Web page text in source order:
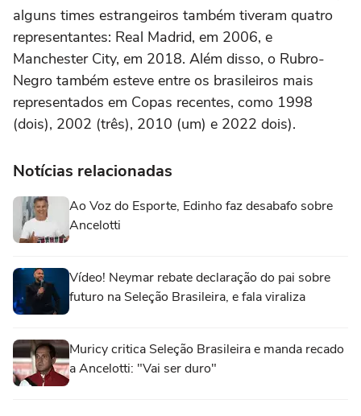
alguns times estrangeiros também tiveram quatro
representantes: Real Madrid, em 2006, e
Manchester City, em 2018. Além disso, o Rubro-
Negro também esteve entre os brasileiros mais
representados em Copas recentes, como 1998
(dois), 2002 (três), 2010 (um) e 2022 dois).
Notícias relacionadas
Ao Voz do Esporte, Edinho faz desabafo sobre
Ancelotti
Vídeo! Neymar rebate declaração do pai sobre
futuro na Seleção Brasileira, e fala viraliza
Muricy critica Seleção Brasileira e manda recado
a Ancelotti: "Vai ser duro"